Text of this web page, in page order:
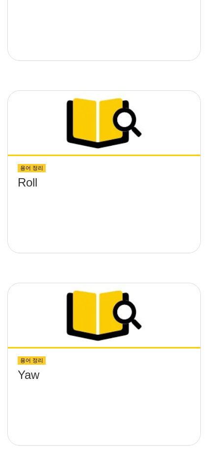
용어 정리
Roll
용어 정리
Yaw